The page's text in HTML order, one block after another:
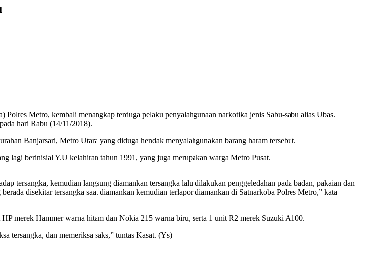
Metro, kembali menangkap terduga pelaku penyalahgunaan narkotika jenis Sabu-sabu alias Ubas.
hari Rabu (14/11/2018).
Banjarsari, Metro Utara yang diduga hendak menyalahgunakan barang haram tersebut.
lagi berinisial Y.U kelahiran tahun 1991, yang juga merupakan warga Metro Pusat.
tersangka, kemudian langsung diamankan tersangka lalu dilakukan penggeledahan pada badan, pakaian dan
disekitar tersangka saat diamankan kemudian terlapor diamankan di Satnarkoba Polres Metro,” kata
merek Hammer warna hitam dan Nokia 215 warna biru, serta 1 unit R2 merek Suzuki A100.
tersangka, dan memeriksa saks,” tuntas Kasat. (Ys)